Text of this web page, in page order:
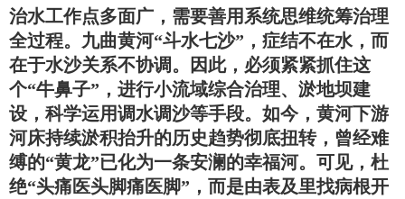
治水工作点多面广，需要善用系统思维统筹治理
全过程。九曲黄河“斗水七沙”，症结不在水，而
在于水沙关系不协调。因此，必须紧紧抓住这
个“牛鼻子”，进行小流域综合治理、淤地坝建
设，科学运用调水调沙等手段。如今，黄河下游
河床持续淤积抬升的历史趋势彻底扭转，曾经难
缚的“黄龙”已化为一条安澜的幸福河。可见，杜
绝“头痛医头脚痛医脚”，而是由表及里找病根开